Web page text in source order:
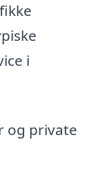
i
og private